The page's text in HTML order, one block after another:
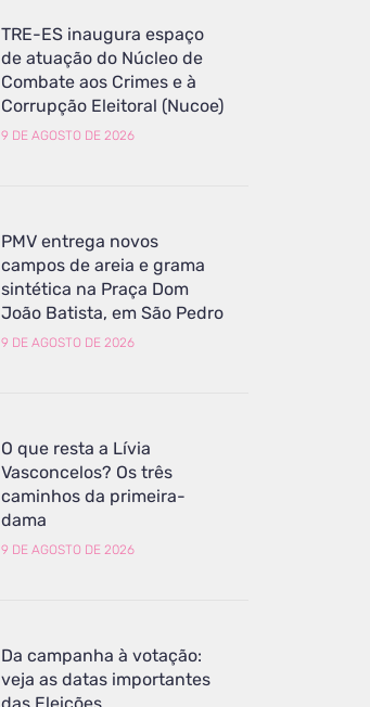
TRE-ES inaugura espaço
de atuação do Núcleo de
Combate aos Crimes e à
Corrupção Eleitoral (Nucoe)
9 DE AGOSTO DE 2026
PMV entrega novos
campos de areia e grama
sintética na Praça Dom
João Batista, em São Pedro
9 DE AGOSTO DE 2026
O que resta a Lívia
Vasconcelos? Os três
caminhos da primeira-
dama
9 DE AGOSTO DE 2026
Da campanha à votação:
veja as datas importantes